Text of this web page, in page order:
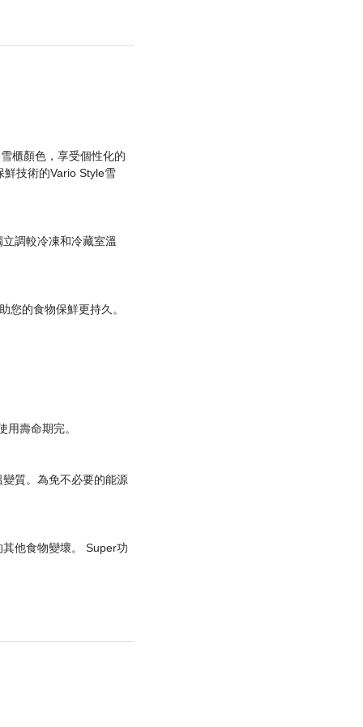
櫃顏色，享受個性化的
技術的Vario Style雪
調較冷凍和冷藏室溫
您的食物保鮮更持久。
壽命期完。
質。為免不必要的能源
他食物變壞。 Super功